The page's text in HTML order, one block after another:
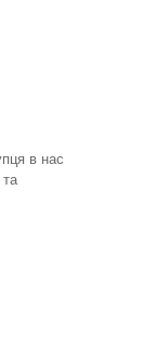
в нас
та